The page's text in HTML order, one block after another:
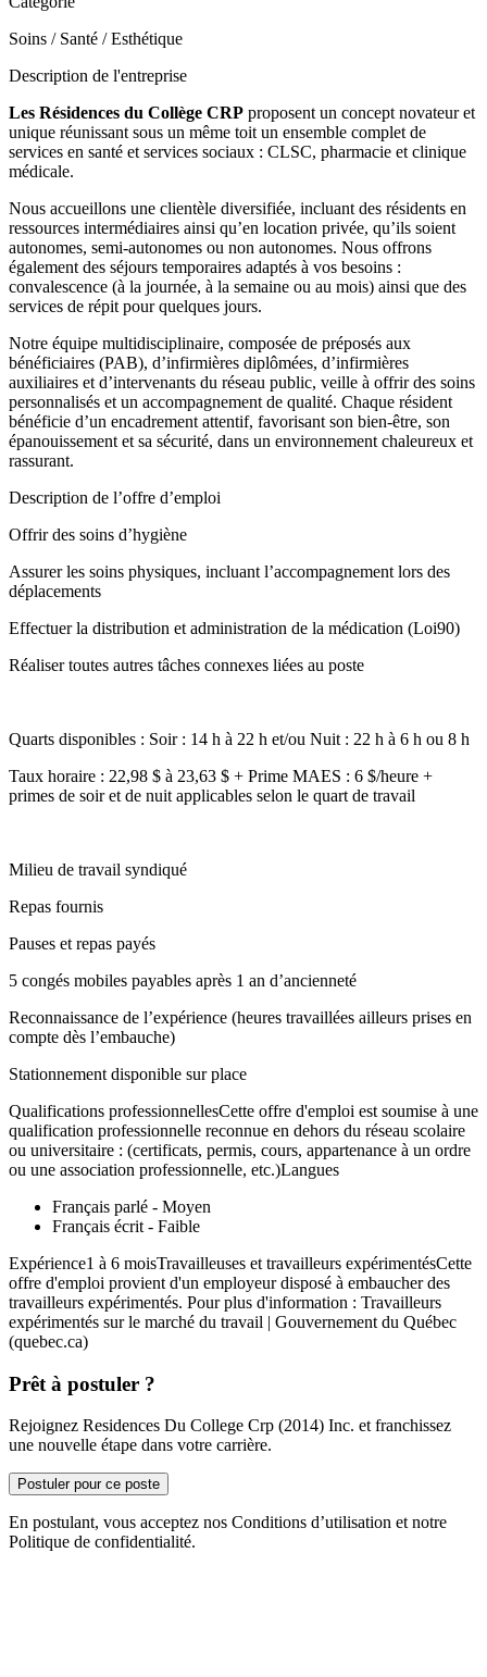
Soins / Santé / Esthétique
Description de l'entreprise
Les Résidences du Collège CRP proposent un concept novateur et
unique réunissant sous un même toit un ensemble complet de
services en santé et services sociaux : CLSC, pharmacie et clinique
médicale.
Nous accueillons une clientèle diversifiée, incluant des résidents en
ressources intermédiaires ainsi qu’en location privée, qu’ils soient
autonomes, semi-autonomes ou non autonomes. Nous offrons
également des séjours temporaires adaptés à vos besoins :
convalescence (à la journée, à la semaine ou au mois) ainsi que des
services de répit pour quelques jours.
Notre équipe multidisciplinaire, composée de préposés aux
bénéficiaires (PAB), d’infirmières diplômées, d’infirmières
auxiliaires et d’intervenants du réseau public, veille à offrir des soins
personnalisés et un accompagnement de qualité. Chaque résident
bénéficie d’un encadrement attentif, favorisant son bien-être, son
épanouissement et sa sécurité, dans un environnement chaleureux et
rassurant.
Description de l’offre d’emploi
Offrir des soins d’hygiène
Assurer les soins physiques, incluant l’accompagnement lors des
déplacements
Effectuer la distribution et administration de la médication (Loi90)
Réaliser toutes autres tâches connexes liées au poste
Quarts disponibles : Soir : 14 h à 22 h et/ou Nuit : 22 h à 6 h ou 8 h
Taux horaire : 22,98 $ à 23,63 $ + Prime MAES : 6 $/heure +
primes de soir et de nuit applicables selon le quart de travail
Milieu de travail syndiqué
Repas fournis
Pauses et repas payés
5 congés mobiles payables après 1 an d’ancienneté
Reconnaissance de l’expérience (heures travaillées ailleurs prises en
compte dès l’embauche)
Stationnement disponible sur place
Qualifications professionnellesCette offre d'emploi est soumise à une
qualification professionnelle reconnue en dehors du réseau scolaire
ou universitaire : (certificats, permis, cours, appartenance à un ordre
ou une association professionnelle, etc.)Langues
Français parlé - Moyen
Français écrit - Faible
Expérience1 à 6 moisTravailleuses et travailleurs expérimentésCette
offre d'emploi provient d'un employeur disposé à embaucher des
travailleurs expérimentés. Pour plus d'information : Travailleurs
expérimentés sur le marché du travail | Gouvernement du Québec
(quebec.ca)
Prêt à postuler ?
Rejoignez Residences Du College Crp (2014) Inc. et franchissez
une nouvelle étape dans votre carrière.
Postuler pour ce poste
En postulant, vous acceptez nos Conditions d’utilisation et notre
Politique de confidentialité.